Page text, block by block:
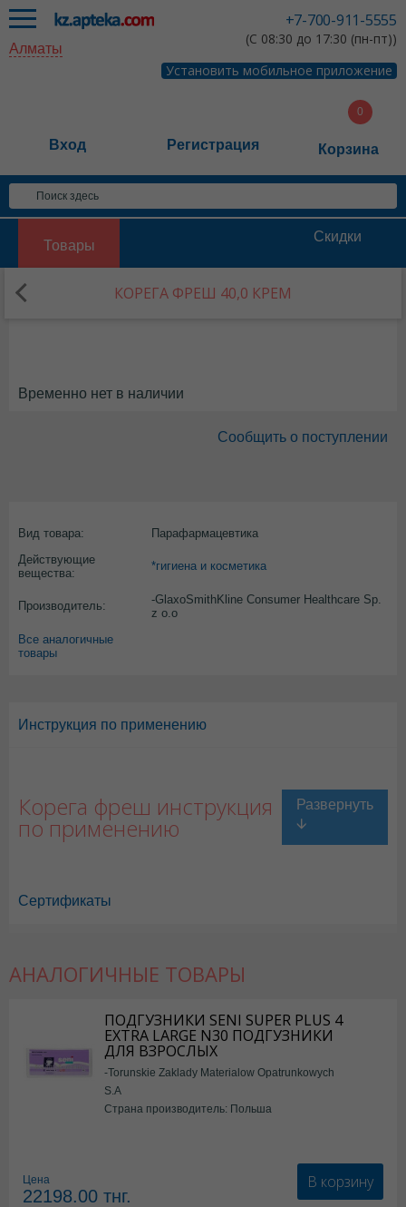
+7-700-911-5555
(С 08:30 до 17:30 (пн-пт))
Установить мобильное приложение
Алматы
Вход Регистрация Корзина
Товары
Скидки
КОРЕГА ФРЕШ 40,0 КРЕМ
Временно нет в наличии
Сообщить о поступлении
Вид товара:
Парафармацевтика
Действующие
вещества:
*гигиена и косметика
Производитель:
-GlaxoSmithKline Consumer Healthcare Sp.
z o.o
Все аналогичные
товары
Инструкция по применению
Корега фреш инструкция
по применению
Сертификаты
АНАЛОГИЧНЫЕ ТОВАРЫ
ПОДГУЗНИКИ SENI SUPER PLUS 4
EXTRA LARGE N30 ПОДГУЗНИКИ
ДЛЯ ВЗРОСЛЫХ
-Torunskie Zaklady Materialow Opatrunkowych
S.A
Страна производитель: Польша
Цена
22198.00 тнг.
В корзину